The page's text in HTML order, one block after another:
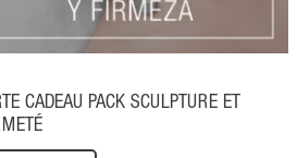
CADEAU PACK SCULPTURE ET